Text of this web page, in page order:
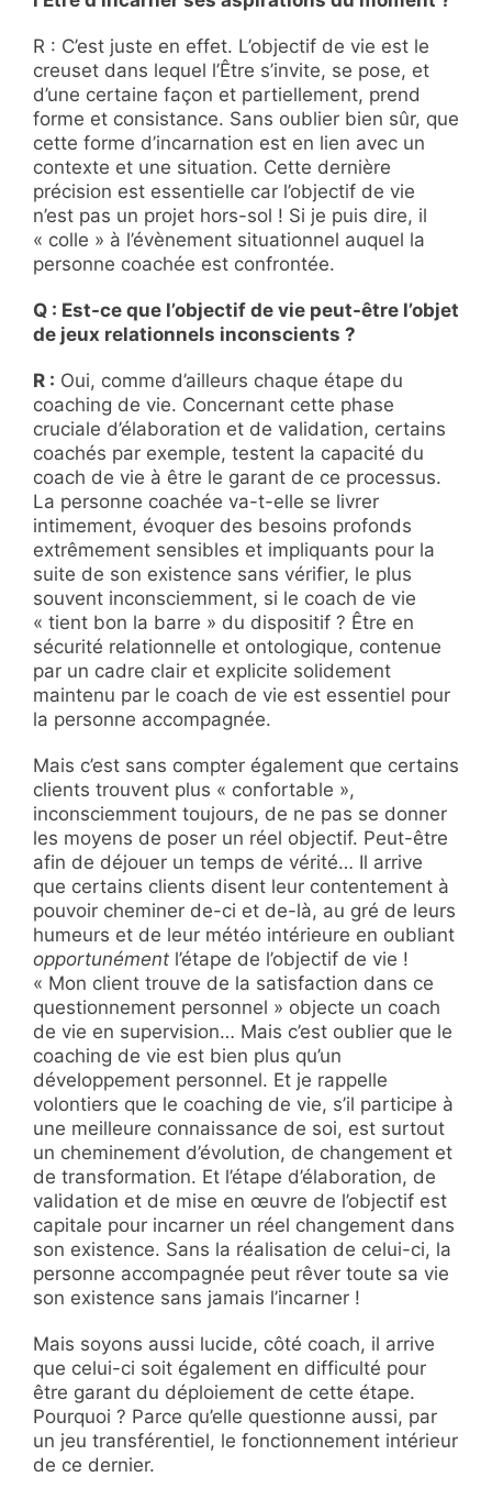
R : C’est juste en effet. L’objectif de vie est le
creuset dans lequel l’Être s’invite, se pose, et
d’une certaine façon et partiellement, prend
forme et consistance. Sans oublier bien sûr, que
cette forme d’incarnation est en lien avec un
contexte et une situation. Cette dernière
précision est essentielle car l’objectif de vie
n’est pas un projet hors-sol ! Si je puis dire, il
« colle » à l’évènement situationnel auquel la
personne coachée est confrontée.
Q : Est-ce que l’objectif de vie peut-être l’objet
de jeux relationnels inconscients ?
R : Oui, comme d’ailleurs chaque étape du
coaching de vie. Concernant cette phase
cruciale d’élaboration et de validation, certains
coachés par exemple, testent la capacité du
coach de vie à être le garant de ce processus.
La personne coachée va-t-elle se livrer
intimement, évoquer des besoins profonds
extrêmement sensibles et impliquants pour la
suite de son existence sans vérifier, le plus
souvent inconsciemment, si le coach de vie
« tient bon la barre » du dispositif ? Être en
sécurité relationnelle et ontologique, contenue
par un cadre clair et explicite solidement
maintenu par le coach de vie est essentiel pour
la personne accompagnée.
Mais c’est sans compter également que certains
clients trouvent plus « confortable »,
inconsciemment toujours, de ne pas se donner
les moyens de poser un réel objectif. Peut-être
afin de déjouer un temps de vérité… Il arrive
que certains clients disent leur contentement à
pouvoir cheminer de-ci et de-là, au gré de leurs
humeurs et de leur météo intérieure en oubliant
opportunément l’étape de l’objectif de vie !
« Mon client trouve de la satisfaction dans ce
questionnement personnel » objecte un coach
de vie en supervision… Mais c’est oublier que le
coaching de vie est bien plus qu’un
développement personnel. Et je rappelle
volontiers que le coaching de vie, s’il participe à
une meilleure connaissance de soi, est surtout
un cheminement d’évolution, de changement et
de transformation. Et l’étape d’élaboration, de
validation et de mise en œuvre de l’objectif est
capitale pour incarner un réel changement dans
son existence. Sans la réalisation de celui-ci, la
personne accompagnée peut rêver toute sa vie
son existence sans jamais l’incarner !
Mais soyons aussi lucide, côté coach, il arrive
que celui-ci soit également en difficulté pour
être garant du déploiement de cette étape.
Pourquoi ? Parce qu’elle questionne aussi, par
un jeu transférentiel, le fonctionnement intérieur
de ce dernier.